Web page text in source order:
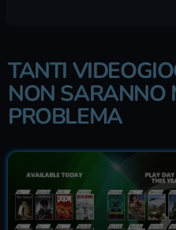
TANTI
NON SARANNO
PROBLEMA